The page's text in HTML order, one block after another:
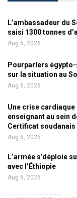
L’ambassadeur du
saisi 1300 tonnes
Aug 6, 2026
Pourparlers
sur la situation au
Aug 6, 2026
Une crise cardiaque
enseignant au sein
Certificat soudanais
Aug 6, 2026
L’armée s’déploie
avec l’Éthiopie
Aug 6, 2026